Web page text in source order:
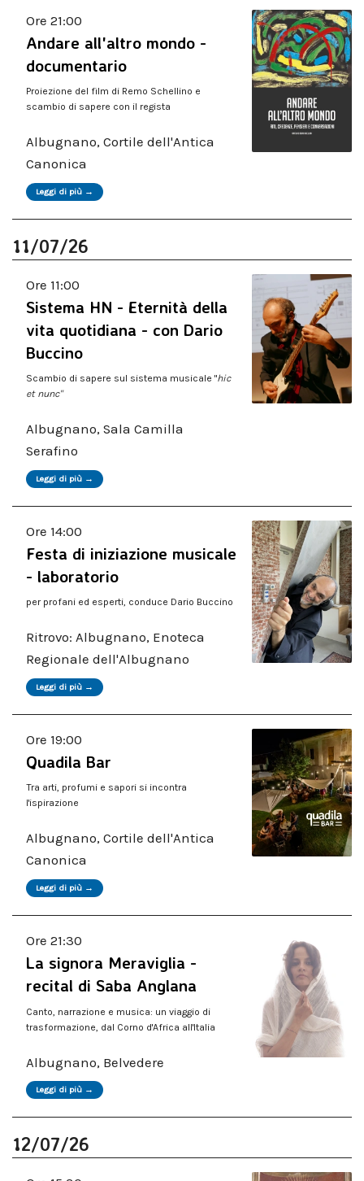
Ore 21:00
Andare all'altro mondo -
documentario
Proiezione del film di Remo Schellino e
scambio di sapere con il regista
Albugnano, Cortile dell'Antica
Canonica
Leggi di più →
11/07/26
Ore 11:00
Sistema HN - Eternità della
vita quotidiana - con Dario
Buccino
Scambio di sapere sul sistema musicale "hic
et nunc"
Albugnano, Sala Camilla
Serafino
Leggi di più →
Ore 14:00
Festa di iniziazione musicale
- laboratorio
per profani ed esperti, conduce Dario Buccino
Ritrovo: Albugnano, Enoteca
Regionale dell'Albugnano
Leggi di più →
Ore 19:00
Quadila Bar
Tra arti, profumi e sapori si incontra
l'ispirazione
Albugnano, Cortile dell'Antica
Canonica
Leggi di più →
Ore 21:30
La signora Meraviglia -
recital di Saba Anglana
Canto, narrazione e musica: un viaggio di
trasformazione, dal Corno d'Africa all'Italia
Albugnano, Belvedere
Leggi di più →
12/07/26